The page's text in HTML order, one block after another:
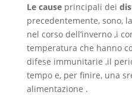
Le causeprincipali dei
precedentemente, sono, la
nel corso dell’inverno ,i
temperatura che hanno
difese immunitarie ,il
tempo e, per finire, una
alimentazione .